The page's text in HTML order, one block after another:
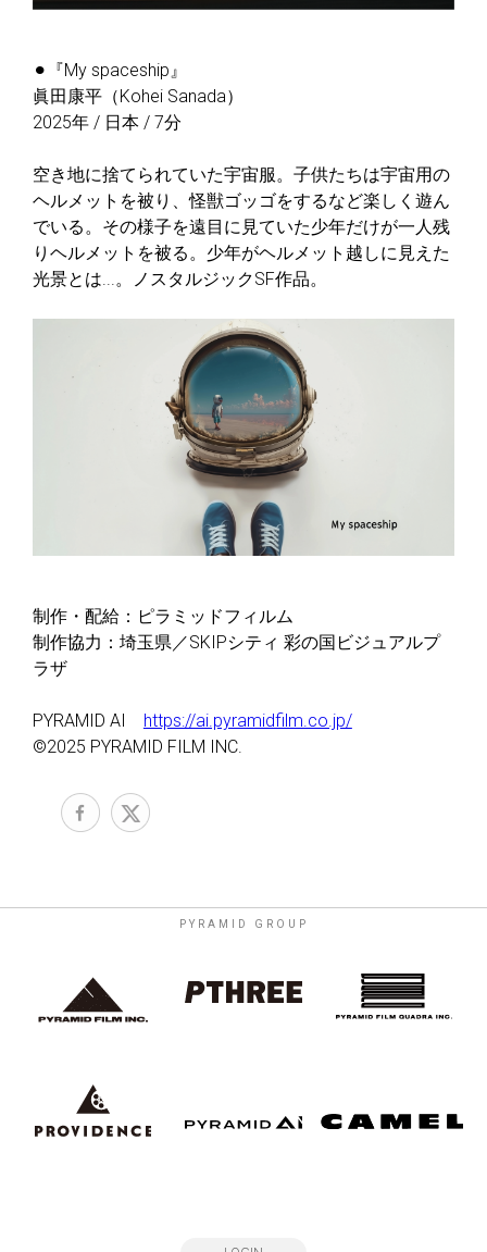
⚫︎『My spaceship』
眞田康平（Kohei Sanada）
2025年 / 日本 / 7分
空き地に捨てられていた宇宙服。子供たちは宇宙用の
ヘルメットを被り、怪獣ゴッゴをするなど楽しく遊ん
でいる。その様子を遠目に見ていた少年だけが一人残
りヘルメットを被る。少年がヘルメット越しに見えた
光景とは...。ノスタルジックSF作品。
制作・配給：ピラミッドフィルム
制作協力：埼玉県／SKIPシティ 彩の国ビジュアルプ
ラザ
PYRAMID AI https://ai.pyramidfilm.co.jp/
©2025 PYRAMID FILM INC.
PYRAMID GROUP